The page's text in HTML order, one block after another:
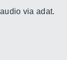
via adat.